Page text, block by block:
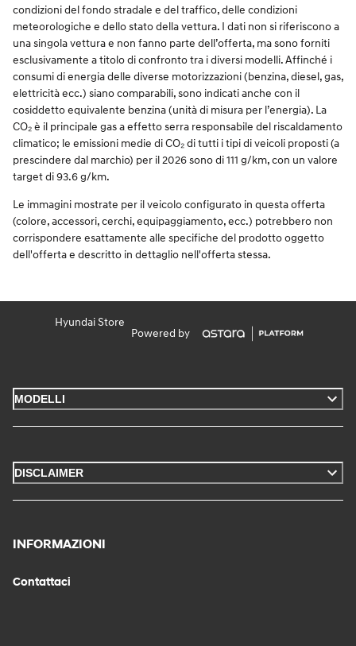
condizioni del fondo stradale e del traffico, delle condizioni
meteorologiche e dello stato della vettura. I dati non si riferiscono a
una singola vettura e non fanno parte dell’offerta, ma sono forniti
esclusivamente a titolo di confronto tra i diversi modelli. Affinché i
consumi di energia delle diverse motorizzazioni (benzina, diesel, gas,
elettricità ecc.) siano comparabili, sono indicati anche con il
cosiddetto equivalente benzina (unità di misura per l’energia). La
CO₂ è il principale gas a effetto serra responsabile del riscaldamento
climatico; le emissioni medie di CO₂ di tutti i tipi di veicoli proposti (a
prescindere dal marchio) per il 2026 sono di 111 g/km, con un valore
target di 93.6 g/km.
Le immagini mostrate per il veicolo configurato in questa offerta
(colore, accessori, cerchi, equipaggiamento, ecc.) potrebbero non
corrispondere esattamente alle specifiche del prodotto oggetto
dell'offerta e descritto in dettaglio nell'offerta stessa.
Hyundai Store
Powered by
MODELLI
DISCLAIMER
INFORMAZIONI
Contattaci